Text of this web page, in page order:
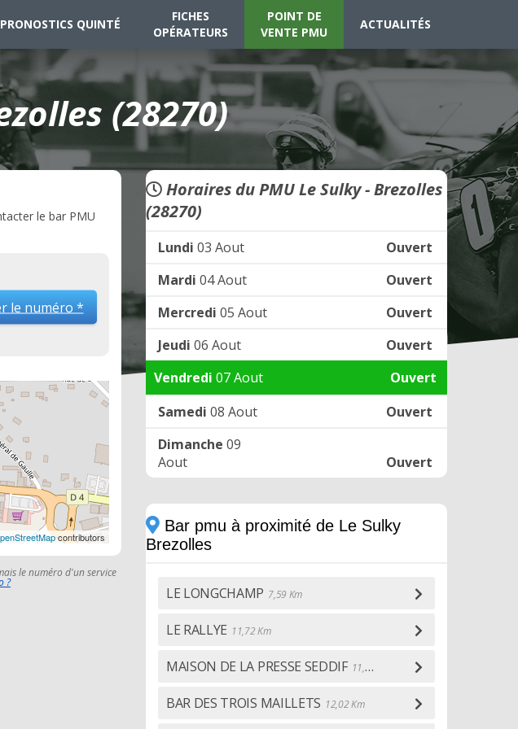
PRONOSTICS QUINTÉ
FICHES
OPÉRATEURS
POINT DE
VENTE PMU
ACTUALITÉS
(28270)
le bar PMU
le numéro *
contributors
le numéro d'un service
?
Horaires du PMU Le Sulky - Brezolles
(28270)
Lundi 03 Aout
Ouvert
Mardi 04 Aout
Ouvert
Mercredi 05 Aout
Ouvert
Jeudi 06 Aout
Ouvert
Vendredi 07 Aout
Ouvert
Samedi 08 Aout
Ouvert
Dimanche 09
Aout
Ouvert
Bar pmu à proximité de Le Sulky
Brezolles
LE LONGCHAMP 7,59 Km
LE RALLYE 11,72 Km
MAISON DE LA PRESSE SEDDIF 11,96 Km
BAR DES TROIS MAILLETS 12,02 Km